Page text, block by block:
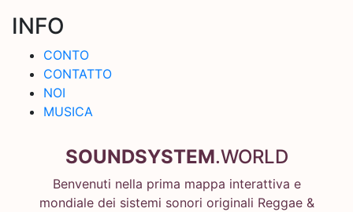
INFO
CONTO
CONTATTO
NOI
MUSICA
SOUNDSYSTEM.WORLD
Benvenuti nella prima mappa interattiva e
mondiale dei sistemi sonori originali Reggae &